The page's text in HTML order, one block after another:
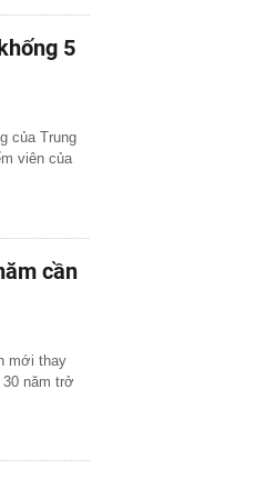
5
của Trung
viên của
cần
mới thay
năm trở